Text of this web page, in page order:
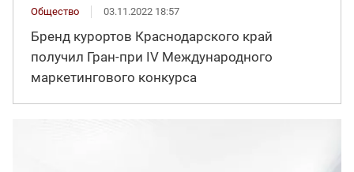
Общество 03.11.2022 18:57
Бренд курортов Краснодарского край
получил Гран-при IV Международного
маркетингового конкурса